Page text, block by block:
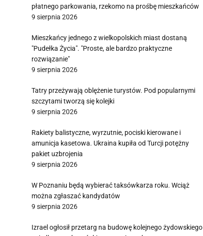
płatnego parkowania, rzekomo na prośbę mieszkańców
9 sierpnia 2026
Mieszkańcy jednego z wielkopolskich miast dostaną
"Pudełka Życia". "Proste, ale bardzo praktyczne
rozwiązanie"
9 sierpnia 2026
Tatry przeżywają oblężenie turystów. Pod popularnymi
szczytami tworzą się kolejki
9 sierpnia 2026
Rakiety balistyczne, wyrzutnie, pociski kierowane i
amunicja kasetowa. Ukraina kupiła od Turcji potężny
pakiet uzbrojenia
9 sierpnia 2026
W Poznaniu będą wybierać taksówkarza roku. Wciąż
można zgłaszać kandydatów
9 sierpnia 2026
Izrael ogłosił przetarg na budowę kolejnego żydowskiego